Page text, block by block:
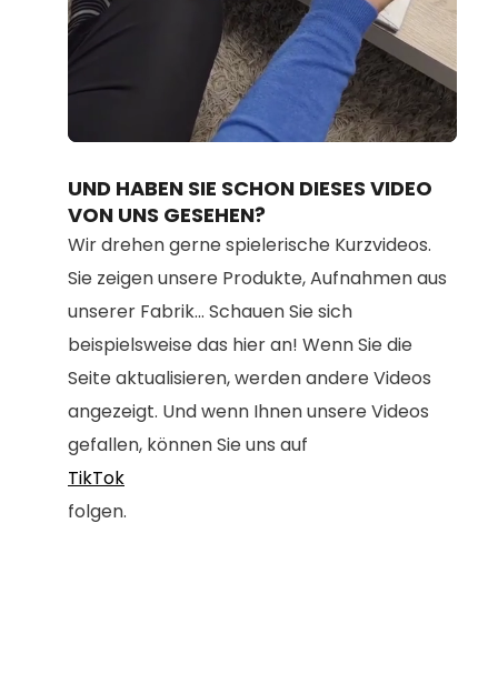
Loaded:
70.19%
UND HABEN SIE SCHON DIESES VIDEO
VON UNS GESEHEN?
Wir drehen gerne spielerische Kurzvideos.
Sie zeigen unsere Produkte, Aufnahmen aus
unserer Fabrik... Schauen Sie sich
beispielsweise das hier an! Wenn Sie die
Seite aktualisieren, werden andere Videos
angezeigt. Und wenn Ihnen unsere Videos
gefallen, können Sie uns auf
TikTok
folgen.